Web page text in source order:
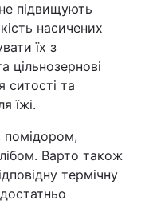
підвищують
насичених
їх з
цільнозернові
ситості та
їжі.
Варто також
термічну